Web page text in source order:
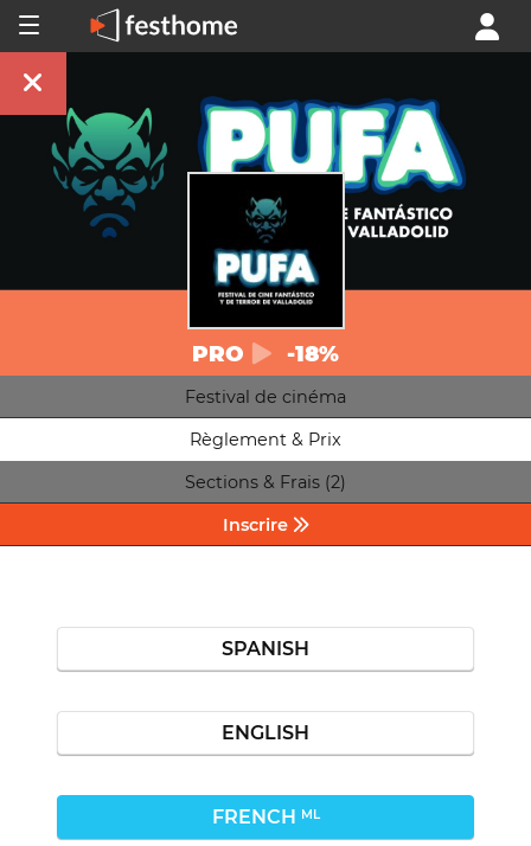
PRO -18%
Festival de cinéma
Règlement & Prix
Sections & Frais (2)
Inscrire
SPANISH
ENGLISH
FRENCH ML